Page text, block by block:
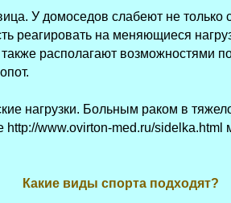
У домоседов слабеют не
реагировать на меняющиеся
располагают возможностями
нагрузки. Больным раком в
www.ovirton-med.ru/sidelka.html
Какие виды спорта подходят?